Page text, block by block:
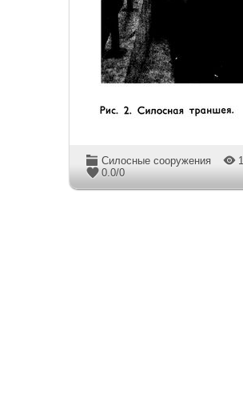
Силосные сооружения
0.0/0